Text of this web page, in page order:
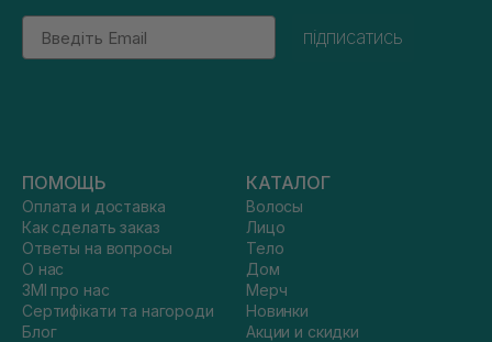
Email
підписатись
ПОМОЩЬ
Оплата и доставка
Как сделать заказ
Ответы на вопросы
О нас
ЗМІ про нас
Сертифікати та нагороди
Блог
КАТАЛОГ
Волосы
Лицо
Тело
Дом
Мерч
Новинки
Акции и скидки